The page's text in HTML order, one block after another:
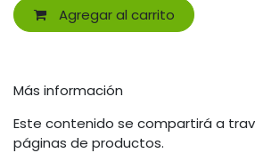
Agregar al carrito
Más información
Este contenido se compartirá a
páginas de productos.